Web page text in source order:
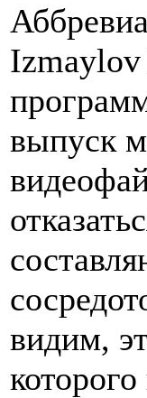
Izmaylov
выпуск
видим,